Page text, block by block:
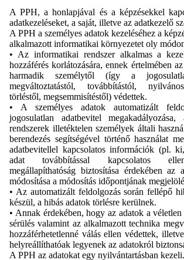
A PPH, a honlapjával és a képzésekkel
adatkezeléseket, a saját, illetve az adatkezelő
A PPH a személyes adatok kezeléséhez a
alkalmazott informatikai környezetet oly
• Az informatikai rendszer alkalmas a
hozzáférés korlátozására, ennek értelmében
harmadik személytől (így a
megváltoztatástól, továbbítástól,
törléstől, megsemmisítéstől) védettek.
• A személyes adatok automatizált
jogosulatlan adatbevitel megakadályozása,
rendszerek illetéktelen személyek általi
berendezés segítségével történő használat
adatbevitellel kapcsolatos információk (pl.
adat továbbítással kapcsolatos
megállapíthatóság biztosítása érdekében az
módosítása a módosítás időpontjának
• Az automatizált feldolgozás során fellépő
készül, a hibás adatok törlésre kerülnek.
• Annak érdekében, hogy az adatok a véletlen
sérülés valamint az alkalmazott technika
hozzáférhetetlenné válás ellen védettek,
helyreállíthatóak legyenek az adatokról
A PPH az adatokat egy nyilvántartásban kezeli.